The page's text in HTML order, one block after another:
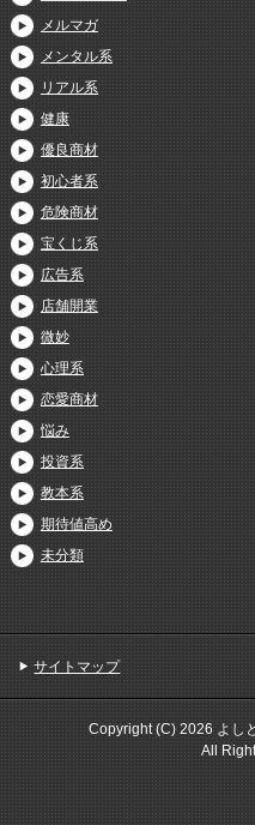
メルマガ
メンタル系
リアル系
健康
優良商材
初心者系
危険商材
宝くじ系
広告系
店舗開業
微妙
心理系
恋愛商材
悩み
投資系
教本系
期待値高め
未分類
サイトマップ
Copyright (C) 2026 よし
All